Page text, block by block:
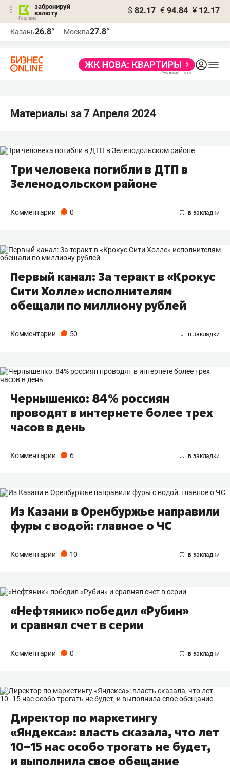
забронируй
валюту
$ 82.17 € 94.84 ¥ 12.17
Казань26.8° Москва27.8°
Материалы за 7 Апреля 2024
Три человека погибли в ДТП в
Зеленодольском районе
Комментарии 0
Первый канал: За теракт в «Крокус
Сити Холле» исполнителям
обещали по миллиону рублей
Комментарии 50
Чернышенко: 84% россиян
проводят в интернете более трех
часов в день
Комментарии 6
Из Казани в Оренбуржье направили
фуры с водой: главное о ЧС
Комментарии 10
«Нефтяник» победил «Рубин»
и сравнял счет в серии
Комментарии 0
Директор по маркетингу
«Яндекса»: власть сказала, что лет
10−15 нас особо трогать не будет,
и выполнила свое обещание